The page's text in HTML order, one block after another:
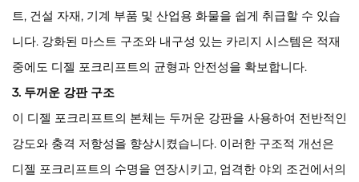
트, 건설 자재, 기계 부품 및 산업용 화물을 쉽게 취급할 수 있습
니다. 강화된 마스트 구조와 내구성 있는 카리지 시스템은 적재
중에도 디젤 포크리프트의 균형과 안전성을 확보합니다.
3. 두꺼운 강판 구조
이 디젤 포크리프트의 본체는 두꺼운 강판을 사용하여 전반적인
강도와 충격 저항성을 향상시켰습니다. 이러한 구조적 개선은
디젤 포크리프트의 수명을 연장시키고, 엄격한 야외 조건에서의